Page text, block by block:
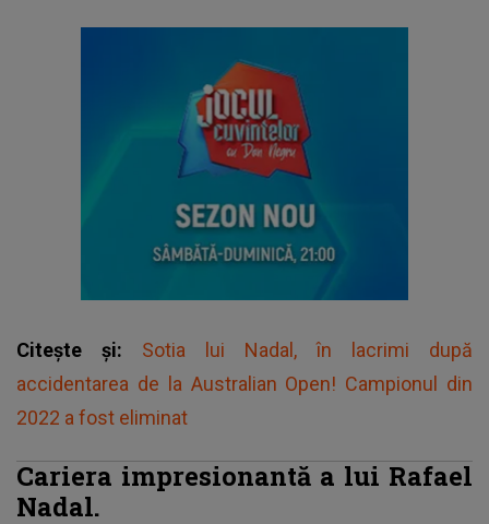
Citește și: Sotia lui Nadal, în lacrimi după
accidentarea de la Australian Open! Campionul din
2022 a fost eliminat
Cariera impresionantă a lui Rafael
Nadal.